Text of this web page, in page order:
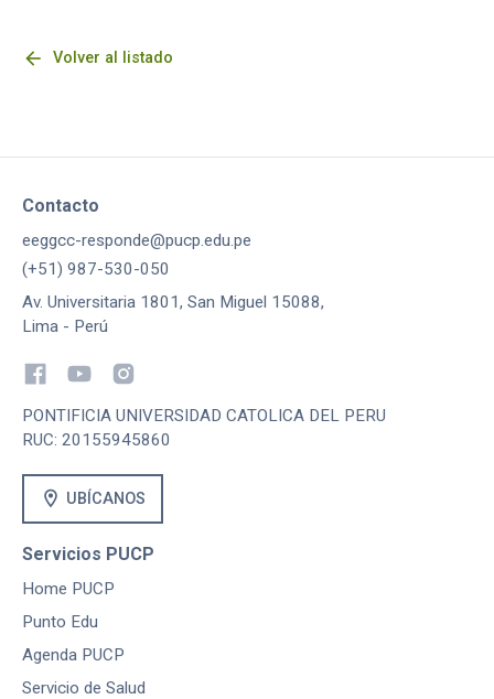
arrow_back Volver al listado
Contacto
eeggcc-responde@pucp.edu.pe
(+51) 987-530-050
Av. Universitaria 1801, San Miguel 15088,
Lima - Perú
PONTIFICIA UNIVERSIDAD CATOLICA DEL PERU
RUC: 20155945860
location_on UBÍCANOS
Servicios PUCP
Home PUCP
Punto Edu
Agenda PUCP
Servicio de Salud